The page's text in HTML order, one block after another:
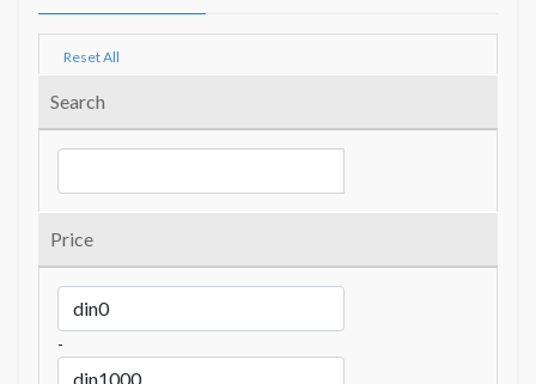
Reset All
Search
Price
-